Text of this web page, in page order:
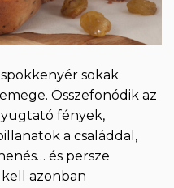
sokak
Összefonódik az
fények,
a családdal,
és persze
azonban